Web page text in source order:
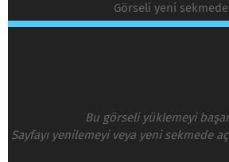
Görseli yeni
Bu görseli yüklemeyi
Sayfayı yenilemeyi veya yeni sekmede